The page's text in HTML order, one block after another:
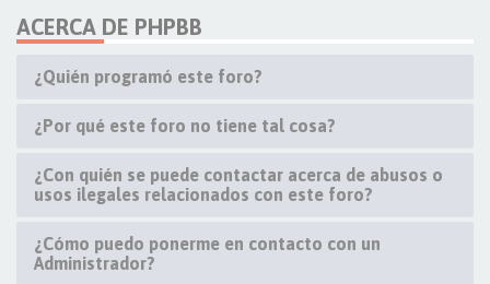
ACERCA DE PHPBB
¿Quién programó este foro?
¿Por qué este foro no tiene tal cosa?
¿Con quién se puede contactar acerca de abusos o
usos ilegales relacionados con este foro?
¿Cómo puedo ponerme en contacto con un
Administrador?